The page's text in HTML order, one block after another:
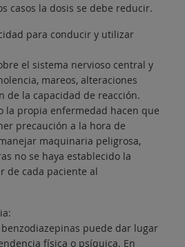
casos la dosis se debe reducir.
para conducir y utilizar
el sistema nervioso central y
mareos, alteraciones
de la capacidad de reacción.
la propia enfermedad hacen que
precaución a la hora de
maquinaria peligrosa,
no se haya establecido la
de cada paciente al
puede dar lugar
física o psíquica. En